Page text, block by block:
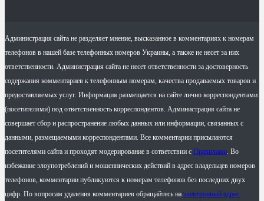
Администрация сайта не разделяет мнение, высказанное в комментариях к номерам
телефонов в нашей базе телефонных номеров Украины, а также не несет за них
ответственности. Администрация сайта не несет ответственности за достоверность
содержания комментариев к телефонным номерам, качества продаваемых товаров и
предоставляемых услуг. Информация размещается на сайте лично корреспондентами
(посетителями) под ответственность корреспондентов. Администрация сайта не
совершает сбор и распространение любых данных или информации, связанных с
данными, размещаемыми корреспондентами. Все комментарии присылаются
посетителями сайта и проходят модерирование в сответствии с Правилами. Во
избежание злоупотреблений и мошеннических действий в адрес владельцев номеров
телефонов, комментарии публикуются к номерам телефонов без последних двух
цифр. По вопросам удаления комментариев обращайтесь на электронный адрес